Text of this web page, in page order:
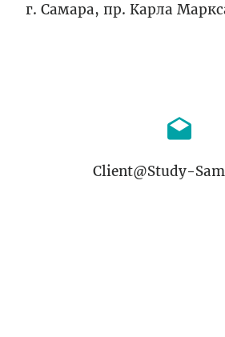
г. Самара, пр. Карла
Client@Study-